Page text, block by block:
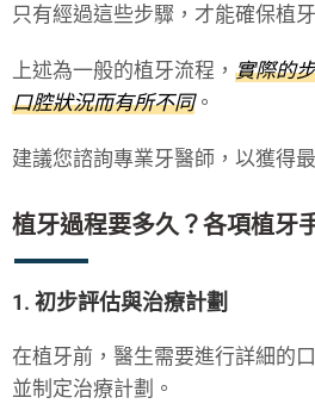
只有經過這些步驟，才能確保植
上述為一般的植牙流程， 實際的
口腔狀況而有所不同。
建議您諮詢專業牙醫師，以獲得
植牙過程要多久？各項植牙
1. 初步評估與治療計劃
在植牙前，醫生需要進行詳細的
並制定治療計劃。